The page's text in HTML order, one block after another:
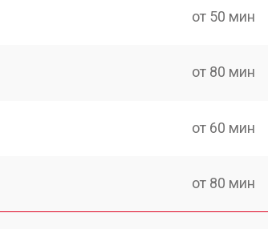
от 50 мин
от 80 мин
от 60 мин
от 80 мин